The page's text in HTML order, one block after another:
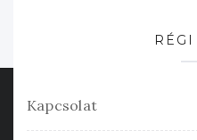
RÉGI
Kapcsolat